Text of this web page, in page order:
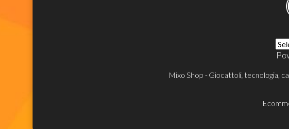
Mixo Shop - Giocattoli, tecnologia,